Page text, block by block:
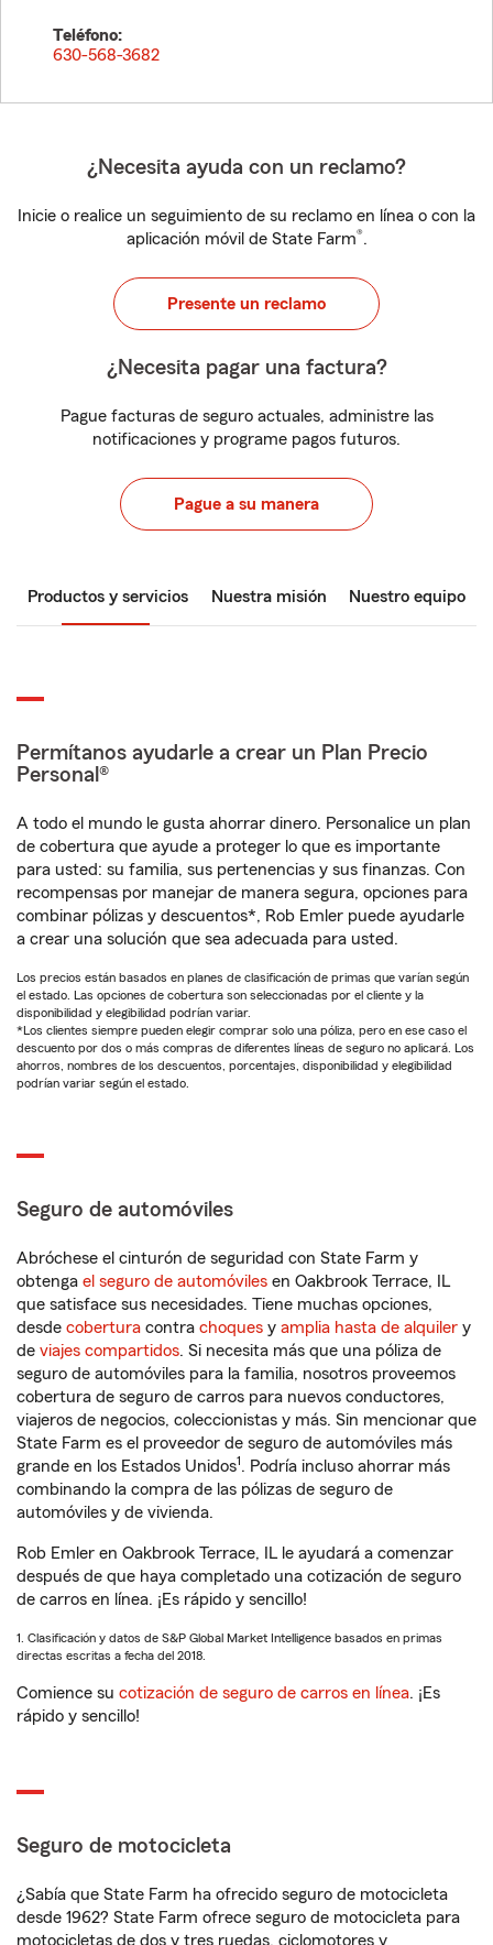
Teléfono:
630-568-3682
¿Necesita ayuda con un reclamo?
Inicie o realice un seguimiento de su reclamo en línea o con la
aplicación móvil de State Farm®.
Presente un reclamo
¿Necesita pagar una factura?
Pague facturas de seguro actuales, administre las
notificaciones y programe pagos futuros.
Pague a su manera
Productos y servicios Nuestra misión Nuestro equipo
Permítanos ayudarle a crear un Plan Precio
Personal®
A todo el mundo le gusta ahorrar dinero. Personalice un plan
de cobertura que ayude a proteger lo que es importante
para usted: su familia, sus pertenencias y sus finanzas. Con
recompensas por manejar de manera segura, opciones para
combinar pólizas y descuentos*, Rob Emler puede ayudarle
a crear una solución que sea adecuada para usted.
Los precios están basados en planes de clasificación de primas que varían según
el estado. Las opciones de cobertura son seleccionadas por el cliente y la
disponibilidad y elegibilidad podrían variar.
*Los clientes siempre pueden elegir comprar solo una póliza, pero en ese caso el
descuento por dos o más compras de diferentes líneas de seguro no aplicará. Los
ahorros, nombres de los descuentos, porcentajes, disponibilidad y elegibilidad
podrían variar según el estado.
Seguro de automóviles
Abróchese el cinturón de seguridad con State Farm y
obtenga el seguro de automóviles en Oakbrook Terrace, IL
que satisface sus necesidades. Tiene muchas opciones,
desde cobertura contra choques y amplia hasta de alquiler y
de viajes compartidos. Si necesita más que una póliza de
seguro de automóviles para la familia, nosotros proveemos
cobertura de seguro de carros para nuevos conductores,
viajeros de negocios, coleccionistas y más. Sin mencionar que
State Farm es el proveedor de seguro de automóviles más
grande en los Estados Unidos1. Podría incluso ahorrar más
combinando la compra de las pólizas de seguro de
automóviles y de vivienda.
Rob Emler en Oakbrook Terrace, IL le ayudará a comenzar
después de que haya completado una cotización de seguro
de carros en línea. ¡Es rápido y sencillo!
1. Clasificación y datos de S&P Global Market Intelligence basados en primas
directas escritas a fecha del 2018.
Comience su cotización de seguro de carros en línea. ¡Es
rápido y sencillo!
Seguro de motocicleta
¿Sabía que State Farm ha ofrecido seguro de motocicleta
desde 1962? State Farm ofrece seguro de motocicleta para
motocicletas de dos y tres ruedas, ciclomotores y